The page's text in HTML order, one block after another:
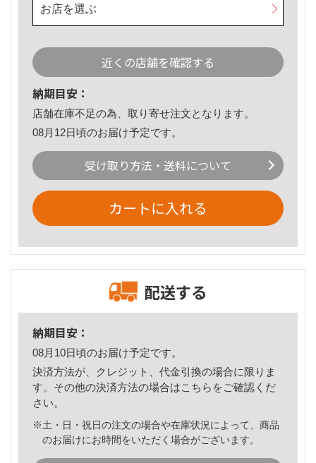
お店を選ぶ
近くの店舗を確認する
納期目安：
店舗在庫不足の為、取り寄せ注文となります。
08月12日頃のお届け予定です。
受け取り方法・送料について
カートに入れる
配送する
納期目安：
08月10日頃のお届け予定です。
決済方法が、クレジット、代金引換の場合に限りま
す。その他の決済方法の場合はこちら をご確認くだ
さい。
※土・日・祝日の注文の場合や在庫状況によって、商品
のお届けにお時間をいただく場合がございます。